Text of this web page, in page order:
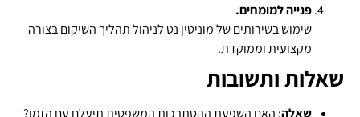
פנייה למומחים.
שימוש בשירותים של מוניטין נט לניהול תהליך השיקום בצורה
מקצועית וממוקדת.
שאלות ותשובות
שאלה: האם השפעת ההסתבכות המשפטית תיעלם עם הזמן?